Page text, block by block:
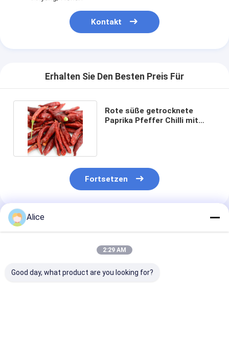
Kontakt
Erhalten Sie Den Besten Preis Für
Rote süße getrocknete
Paprika Pfeffer Chilli mit
Fortsetzen
Empfohlene Produkte
Alice
2:29 AM
Good day, what product are you looking for?